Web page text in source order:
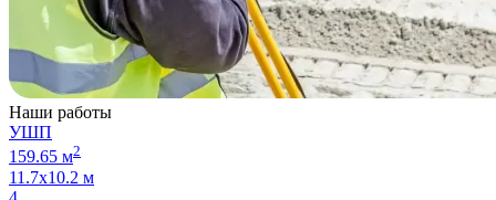
Наши работы
УШП
159.65 м2
11.7х10.2 м